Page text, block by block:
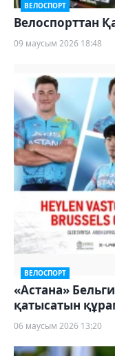
ВЕЛОСПОРТ
Велоспорттан
09 маусым 2026 18:48
ВЕЛОСПОРТ
«Астана»
қатысатын
06 маусым 2026 13:20